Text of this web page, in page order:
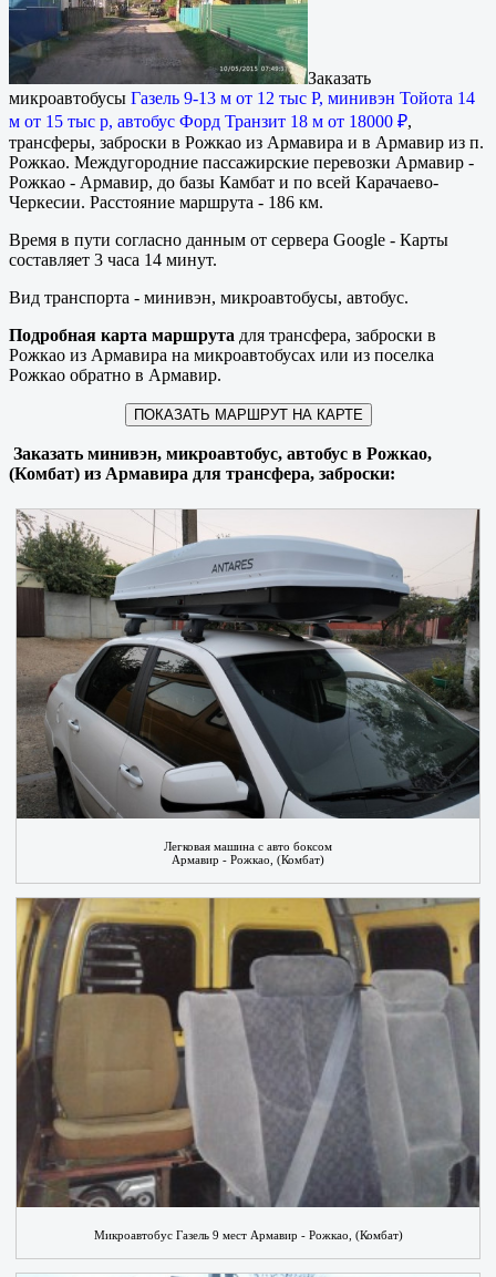
Заказать
микроавтобусы Газель 9-13 м от 12 тыс Р, минивэн Тойота 14
м от 15 тыс р, автобус Форд Транзит 18 м от 18000 ₽,
трансферы, заброски в Рожкао из Армавира и в Армавир из п.
Рожкао. Междугородние пассажирские перевозки Армавир -
Рожкао - Армавир, до базы Камбат и по всей Карачаево-
Черкесии. Расстояние маршрута - 186 км.
Время в пути согласно данным от сервера Google - Карты
составляет 3 часа 14 минут.
Вид транспорта - минивэн, микроавтобусы, автобус.
Подробная карта маршрута для трансфера, заброски в
Рожкао из Армавира на микроавтобусах или из поселка
Рожкао обратно в Армавир.
ПОКАЗАТЬ МАРШРУТ НА КАРТЕ
Заказать минивэн, микроавтобус, автобус в Рожкао,
(Комбат) из Армавира для трансфера, заброски:
Легковая машина с авто боксом
Армавир - Рожкао, (Комбат)
Микроавтобус Газель 9 мест Армавир - Рожкао, (Комбат)